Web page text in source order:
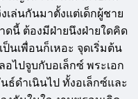
เล่นกันมาตั้งแต่เด็กผู้ชาย
นี้ ต้องมีฝ่ายนึงฝ่ายใดคิด
ป็นเพื่อนก็เหอะ จุดเริ่มต้น
อไปจูบกับอเล็กซ์ พระเอก
ธ์ดำเนินไป ทั้งอเล็กซ์และ